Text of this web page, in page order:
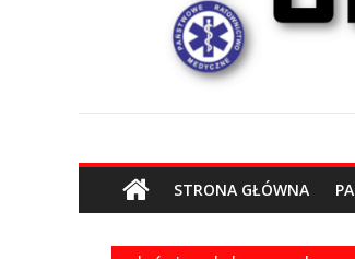
O
l
STRONA GŁÓWNA